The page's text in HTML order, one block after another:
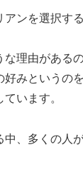
アンを選択す
理由がある
好みというの
います。
中、多くの人